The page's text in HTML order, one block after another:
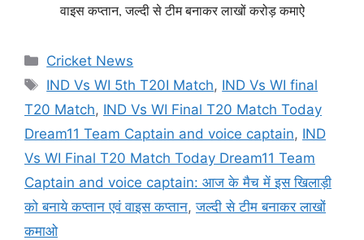
वाइस कप्तान, जल्दी से टीम बनाकर लाखों करोड़ कमाऐ
Categories
Cricket News
Tags
IND Vs WI 5th T20I Match, IND Vs WI final
T20 Match, IND Vs WI Final T20 Match Today
Dream11 Team Captain and voice captain, IND
Vs WI Final T20 Match Today Dream11 Team
Captain and voice captain: आज के मैच में इस खिलाड़ी
को बनाये कप्तान एवं वाइस कप्तान,जल्दी से टीम बनाकर लाखों
कमाओ